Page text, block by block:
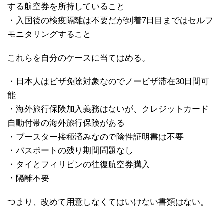
する航空券を所持していること
・入国後の検疫隔離は不要だが到着7日目まではセルフ
モニタリングすること
これらを自分のケースに当てはめる。
・日本人はビザ免除対象なのでノービザ滞在30日間可
能
・海外旅行保険加入義務はないが、クレジットカード
自動付帯の海外旅行保険がある
・ブースター接種済みなので陰性証明書は不要
・パスポートの残り期間問題なし
・タイとフィリピンの往復航空券購入
・隔離不要
つまり、改めて用意しなくてはいけない書類はない。